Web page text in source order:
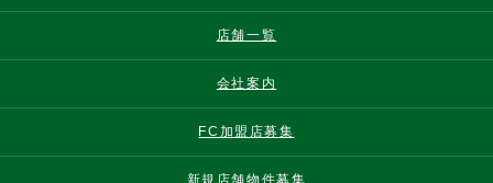
店舗一覧
会社案内
FC加盟店募集
新規店舗物件募集